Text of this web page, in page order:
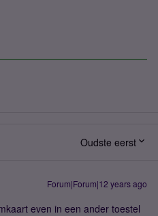
Oudste eerst
Forum|Forum|12 years ago
even in een ander toestel